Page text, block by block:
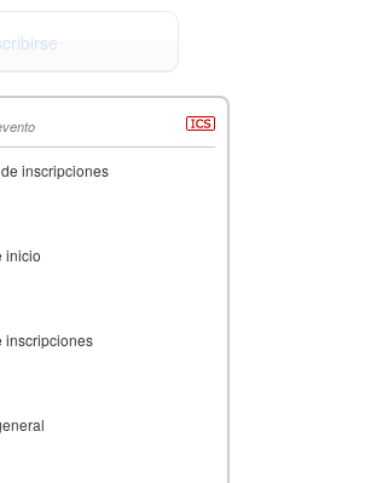
inscripciones
inicio
inscripciones